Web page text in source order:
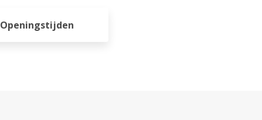
Openingstijden